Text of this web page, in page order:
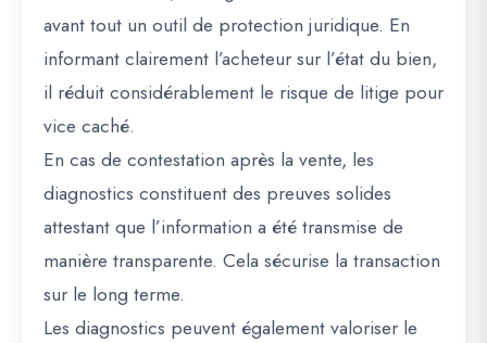
avant tout un outil de protection juridique. En
informant clairement l’acheteur sur l’état du bien,
il réduit considérablement le risque de litige pour
vice caché.
En cas de contestation après la vente, les
diagnostics constituent des preuves solides
attestant que l’information a été transmise de
manière transparente. Cela sécurise la transaction
sur le long terme.
Les diagnostics peuvent également valoriser le